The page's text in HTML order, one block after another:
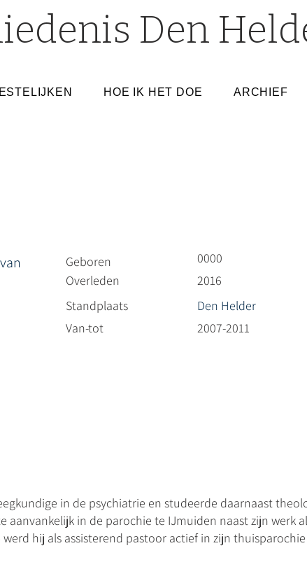
Den
HOE IK HET DOE ARCHIEF
Geboren
Overleden
Standplaats
Van-tot
0000
2016
Den Helder
2007-2011
in de psychiatrie en studeerde daarnaast
aanvankelijk in de parochie te IJmuiden naast zijn werk
hij als assisterend pastoor actief in zijn